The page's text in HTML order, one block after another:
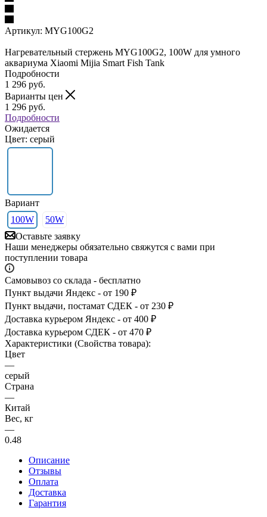
Артикул: MYG100G2
Нагревательный стержень MYG100G2, 100W для умного
аквариума Xiaomi Mijia Smart Fish Tank
Подробности
1 296 руб.
Варианты цен
1 296 руб.
Подробности
Ожидается
Цвет: серый
Вариант
100W
50W
Оставьте заявку
Наши менеджеры обязательно свяжутся с вами при
поступлении товара
Самовывоз со склада - бесплатно
Пункт выдачи Яндекс - от 190 ₽
Пункт выдачи, постамат СДЕК - от 230 ₽
Доставка курьером Яндекс - от 400 ₽
Доставка курьером СДЕК - от 470 ₽
Характеристики (Свойства товара):
Цвет
—
серый
Страна
—
Китай
Вес, кг
—
0.48
Описание
Отзывы
Оплата
Доставка
Гарантия